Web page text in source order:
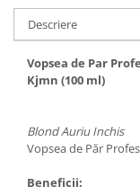
Scutece adulti
Seturi cadou
Descriere
Vopsea de Par
Kjmn (100 ml)
Blond Auriu Inchis
Vopsea de Păr
Beneficii: